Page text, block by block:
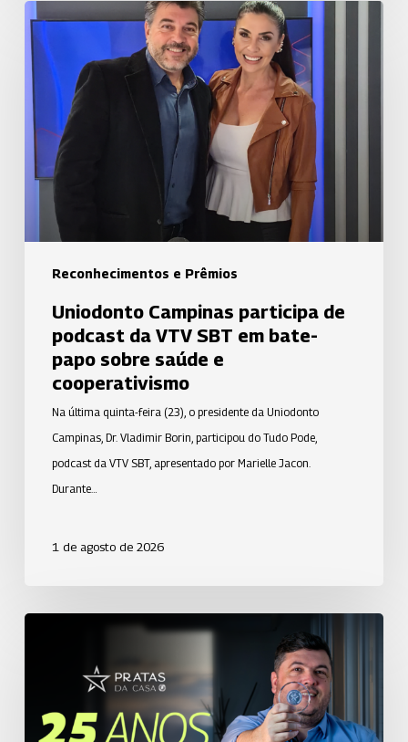
Reconhecimentos e Prêmios
Uniodonto
Campinas
participa
de
podcast
da
bate-
papo
saúde
cooperativismo
Uniodonto Campinas participa de
podcast da VTV SBT em bate-
papo sobre saúde e
cooperativismo
Na última quinta-feira (23), o presidente da Uniodonto
Campinas, Dr. Vladimir Borin, participou do Tudo Pode,
podcast da VTV SBT, apresentado por Marielle Jacon.
Durante…
1 de agosto de 2026
dos